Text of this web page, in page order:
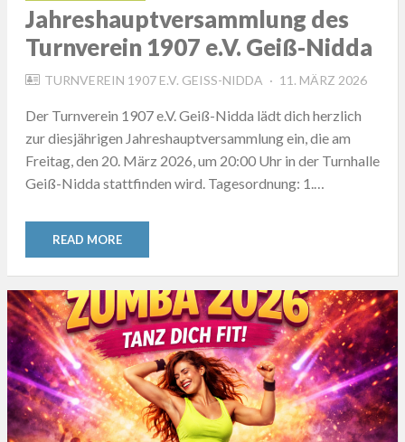
Jahreshauptversammlung des
Turnverein 1907 e.V. Geiß-Nidda
TURNVEREIN 1907 E.V. GEISS-NIDDA
POSTED
11. MÄRZ 2026
Der Turnverein 1907 e.V. Geiß-Nidda lädt dich herzlich
zur diesjährigen Jahreshauptversammlung ein, die am
Freitag, den 20. März 2026, um 20:00 Uhr in der Turnhalle
Geiß-Nidda stattfinden wird. Tagesordnung: 1.…
READ MORE